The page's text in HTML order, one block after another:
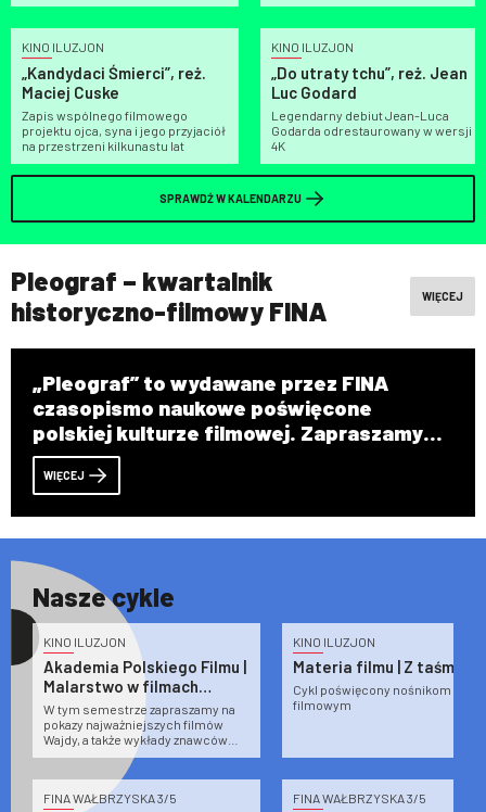
SPRAWDŹ W KALENDARZU
odrestaurowanej wersji 4K
KINO ILUZJON
„Kandydaci Śmierci”, reż.
Maciej Cuske
Zapis wspólnego filmowego
projektu ojca, syna i jego przyjaciół
na przestrzeni kilkunastu lat
KINO ILUZJON
„Do utraty tchu”, reż. Jean
Luc Godard
Legendarny debiut Jean-Luca
Godarda odrestaurowany w wersji
4K
Pleograf – kwartalnik
historyczno-filmowy FINA
WIĘCEJ
„Pleograf” to wydawane przez FINA
czasopismo naukowe poświęcone
polskiej kulturze filmowej. Zapraszamy
do przysyłania propozycji artykułów do
najbliższego numeru (termin: 31 sierpnia
WIĘCEJ
Nasze cykle
KINO ILUZJON
Akademia Polskiego Filmu |
Malarstwo w filmach
Andrzeja Wajdy
W tym semestrze zapraszamy na
pokazy najważniejszych filmów
Wajdy, a także wykłady znawców
jego twórczości
KINO ILUZJON
Materia filmu | Z taśmy
Cykl poświęcony nośnikom
filmowym
FINA WAŁBRZYSKA 3/5 FINA WAŁBRZYSKA 3/5